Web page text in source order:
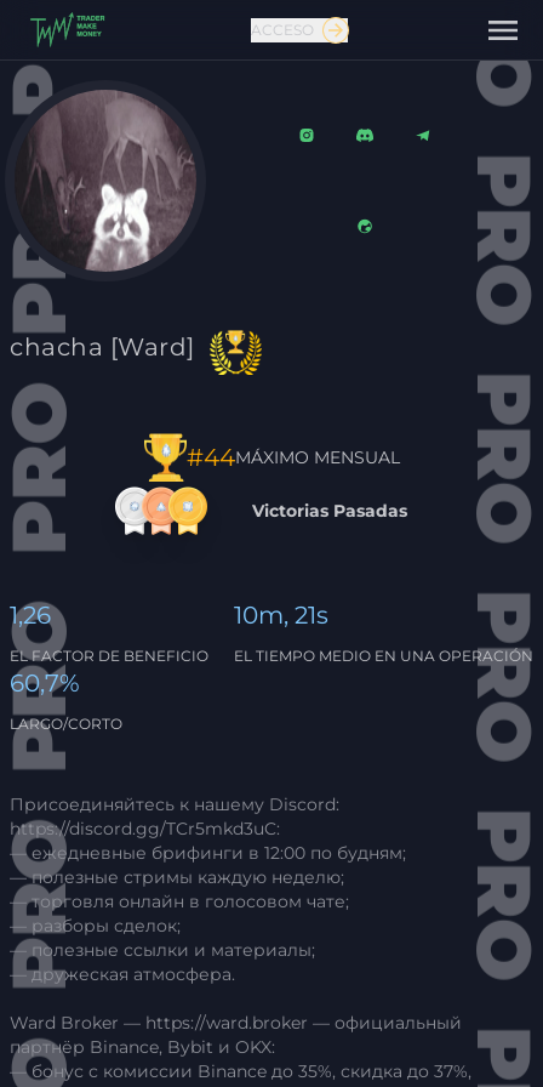
Contáctanos
ACCESO
chacha [Ward]
#44MÁXIMO MENSUAL
Victorias Pasadas
1,26
EL FACTOR DE BENEFICIO
10m, 21s
EL TIEMPO MEDIO EN UNA OPERACIÓN
60,7%
LARGO/CORTO
Присоединяйтесь к нашему Discord:
https://discord.gg/TCr5mkd3uC:
— ежедневные брифинги в 12:00 по будням;
— полезные стримы каждую неделю;
— торговля онлайн в голосовом чате;
— разборы сделок;
— полезные ссылки и материалы;
— дружеская атмосфера.
Ward Broker — https://ward.broker — официальный
партнёр Binance, Bybit и OKX:
— бонус с комиссии Binance до 35%, скидка до 37%,